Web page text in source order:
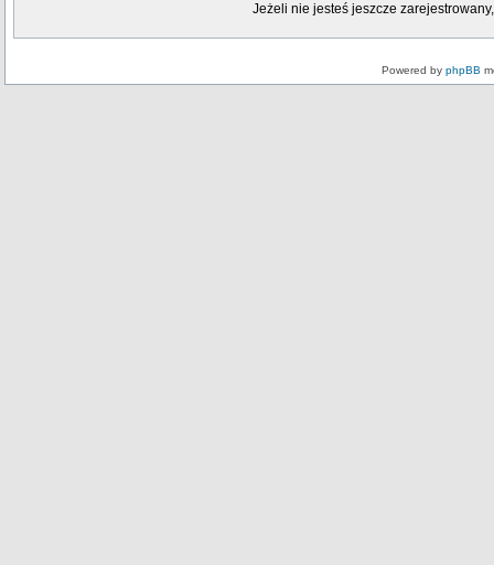
Jeżeli nie jesteś jeszcze
Powered by phpBB